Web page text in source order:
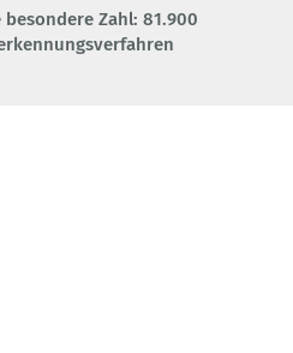
besondere Zahl: 81.900